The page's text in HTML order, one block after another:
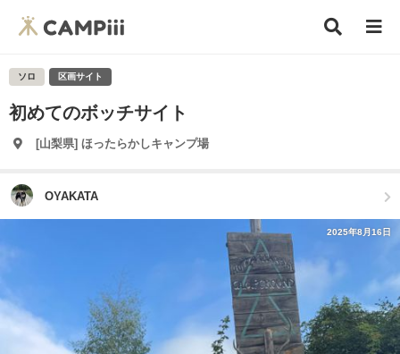
ソロ 区画サイト
初めてのボッチサイト
[山梨県] ほったらかしキャンプ場
OYAKATA
2025年8月16日